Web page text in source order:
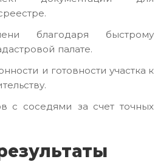
благодаря быстрому
палате.
и готовности участка к
с соседями за счет точных